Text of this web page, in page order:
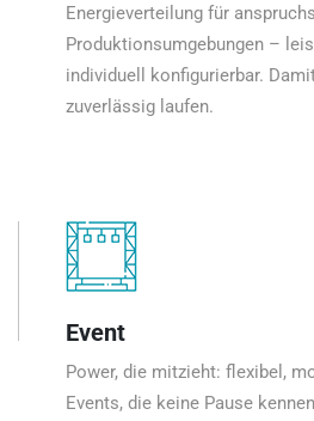
Energieverteilung für
Produktionsumgebungen –
individuell konfigurierbar.
zuverlässig laufen.
Event
Power, die mitzieht: flexibel,
Events, die keine Pause